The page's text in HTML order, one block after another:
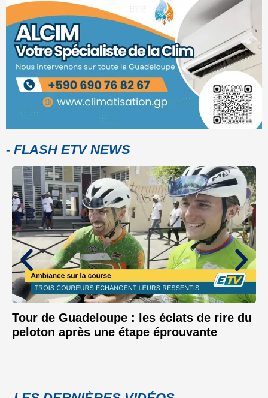
- FLASH ETV NEWS
Tour de Guadeloupe : les éclats de rire du
peloton après une étape éprouvante